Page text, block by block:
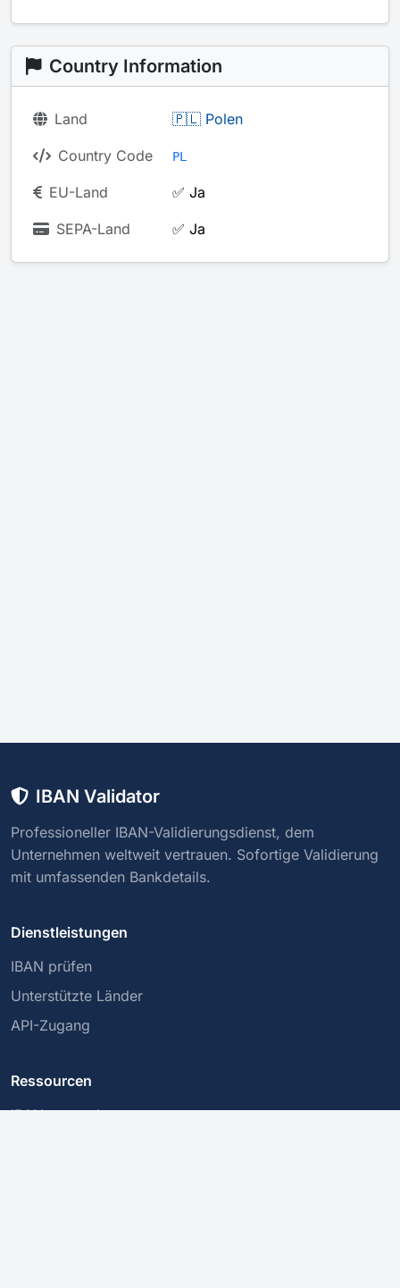
Country Information
Land 🇵🇱 Polen
Country Code PL
EU-Land ✅ Ja
SEPA-Land ✅ Ja
IBAN Validator
Professioneller IBAN-Validierungsdienst, dem
Unternehmen weltweit vertrauen. Sofortige Validierung
mit umfassenden Bankdetails.
Dienstleistungen
IBAN prüfen
Unterstützte Länder
API-Zugang
Ressourcen
IBANs verstehen